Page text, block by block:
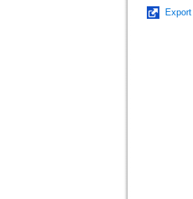
Export